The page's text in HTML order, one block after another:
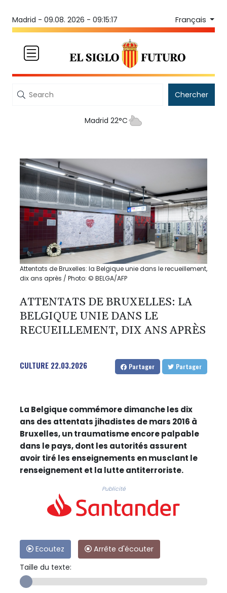
Madrid - 09.08. 2026 - 09:15:17 Français
Chercher
Madrid 22°C
Attentats de Bruxelles: la Belgique unie dans le recueillement,
dix ans après / Photo: © BELGA/AFP
ATTENTATS DE BRUXELLES: LA
BELGIQUE UNIE DANS LE
RECUEILLEMENT, DIX ANS APRÈS
CULTURE 22.03.2026 Partager Partager
La Belgique commémore dimanche les dix
ans des attentats jihadistes de mars 2016 à
Bruxelles, un traumatisme encore palpable
dans le pays, dont les autorités assurent
avoir tiré les enseignements en musclant le
renseignement et la lutte antiterroriste.
Publicité
Ecoutez
Arrête d'écouter
Taille du texte: